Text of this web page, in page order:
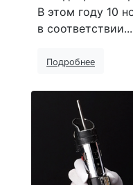
В этом году 10
в соответствии...
Подробнее